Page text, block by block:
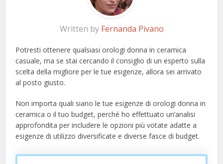
Written by Fernanda Pivano
Potresti ottenere qualsiasi orologi donna in ceramica
casuale, ma se stai cercando il consiglio di un esperto sulla
scelta della migliore per le tue esigenze, allora sei arrivato
al posto giusto.
Non importa quali siano le tue esigenze di orologi donna in
ceramica o il tuo budget, perché ho effettuato un’analisi
approfondita per includere le opzioni più votate adatte a
esigenze di utilizzo diversificate e diverse fasce di budget.